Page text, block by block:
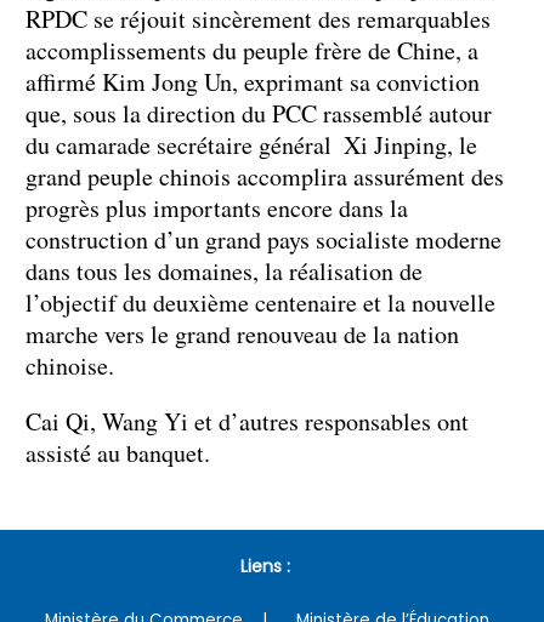
RPDC se réjouit sincèrement des remarquables
accomplissements du peuple frère de Chine, a
affirmé Kim Jong Un, exprimant sa conviction
que, sous la direction du PCC rassemblé autour
du camarade secrétaire général Xi Jinping, le
grand peuple chinois accomplira assurément des
progrès plus importants encore dans la
construction d’un grand pays socialiste moderne
dans tous les domaines, la réalisation de
l’objectif du deuxième centenaire et la nouvelle
marche vers le grand renouveau de la nation
chinoise.
Cai Qi, Wang Yi et d’autres responsables ont
assisté au banquet.
Liens :